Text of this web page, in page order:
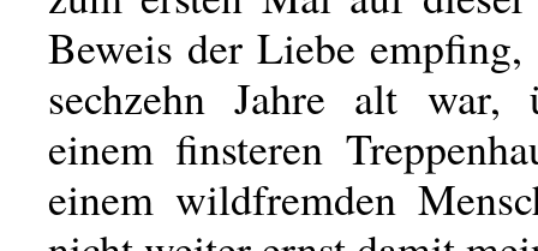
Beweis der Liebe empfing,
sechzehn Jahre alt war,
einem finsteren
einem wildfremden